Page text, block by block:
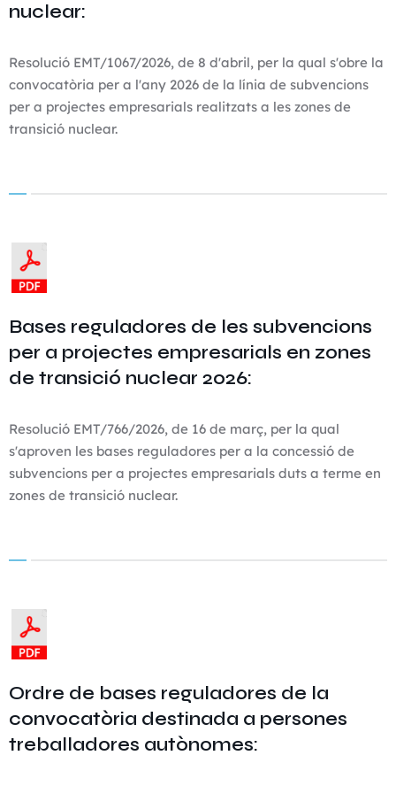
nuclear:
Resolució EMT/1067/2026, de 8 d'abril, per la qual s'obre la
convocatòria per a l'any 2026 de la línia de subvencions
per a projectes empresarials realitzats a les zones de
transició nuclear.
Bases reguladores de les subvencions
per a projectes empresarials en zones
de transició nuclear 2026:
Resolució EMT/766/2026, de 16 de març, per la qual
s'aproven les bases reguladores per a la concessió de
subvencions per a projectes empresarials duts a terme en
zones de transició nuclear.
Ordre de bases reguladores de la
convocatòria destinada a persones
treballadores autònomes: